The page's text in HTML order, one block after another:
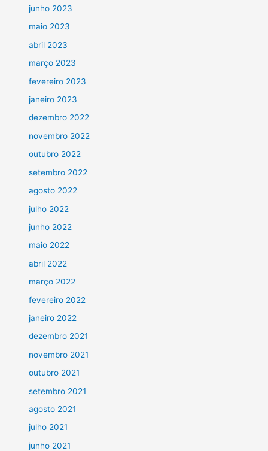
junho 2023
maio 2023
abril 2023
março 2023
fevereiro 2023
janeiro 2023
dezembro 2022
novembro 2022
outubro 2022
setembro 2022
agosto 2022
julho 2022
junho 2022
maio 2022
abril 2022
março 2022
fevereiro 2022
janeiro 2022
dezembro 2021
novembro 2021
outubro 2021
setembro 2021
agosto 2021
julho 2021
junho 2021